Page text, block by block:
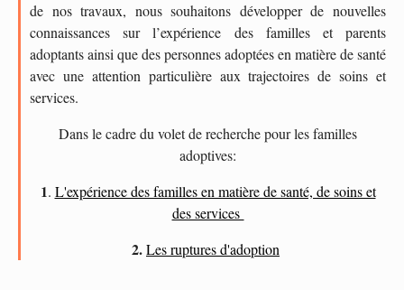
de nos travaux, nous souhaitons développer de nouvelles
connaissances sur l’expérience des familles et parents
adoptants ainsi que des personnes adoptées en matière de santé
avec une attention particulière aux trajectoires de soins et
services.
Dans le cadre du volet de recherche pour les familles
adoptives:
1. L'expérience des familles en matière de santé, de soins et
des services
2.Les ruptures d'adoption